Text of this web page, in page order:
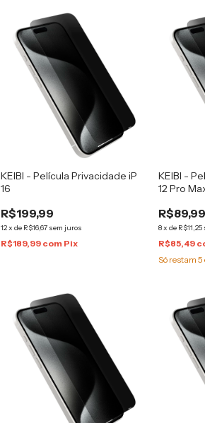
KEIBI - Película Privacidade iP
16
R$199,99
12xde R$16,67 sem juros
R$189,99 com Pix
KEIBI -
12 Pro
R$89,99
8x de R$11,25
R$85,49
Só restam 5